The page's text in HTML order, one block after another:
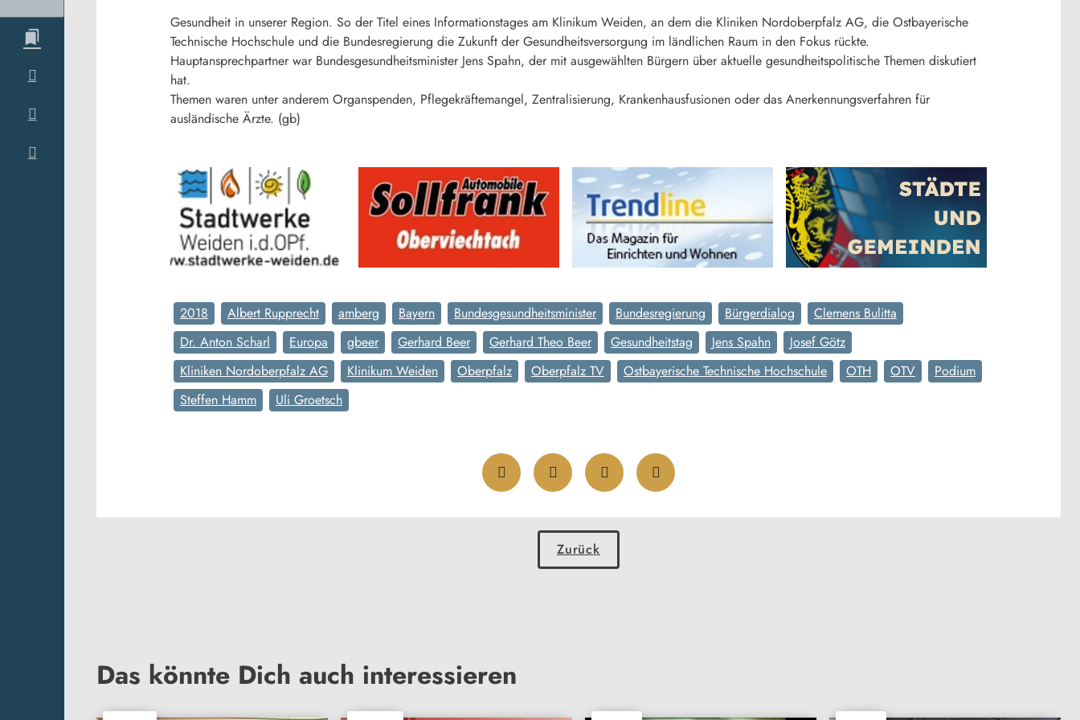
Gesundheit in unserer Region. So der Titel eines Informationstages am Klinikum Weiden, an dem die Kliniken Nordoberpfalz AG, die Ostbayerische
Technische Hochschule und die Bundesregierung die Zukunft der Gesundheitsversorgung im ländlichen Raum in den Fokus rückte.
Hauptansprechpartner war Bundesgesundheitsminister Jens Spahn, der mit ausgewählten Bürgern über aktuelle gesundheitspolitische Themen diskutiert
hat.
Themen waren unter anderem Organspenden, Pflegekräftemangel, Zentralisierung, Krankenhausfusionen oder das Anerkennungsverfahren für
ausländische Ärzte. (gb)
2018 Albert Rupprecht amberg Bayern Bundesgesundheitsminister Bundesregierung Bürgerdialog
Clemens Bulitta
Dr. Anton Scharl
Europa gbeer Gerhard Beer Gerhard Theo Beer Gesundheitstag Jens Spahn
Josef Götz
Kliniken Nordoberpfalz AG
Klinikum Weiden Oberpfalz Oberpfalz TV Ostbayerische Technische Hochschule OTH OTV
Podium
Steffen Hamm
Uli Groetsch
Zurück
Das könnte Dich auch interessieren